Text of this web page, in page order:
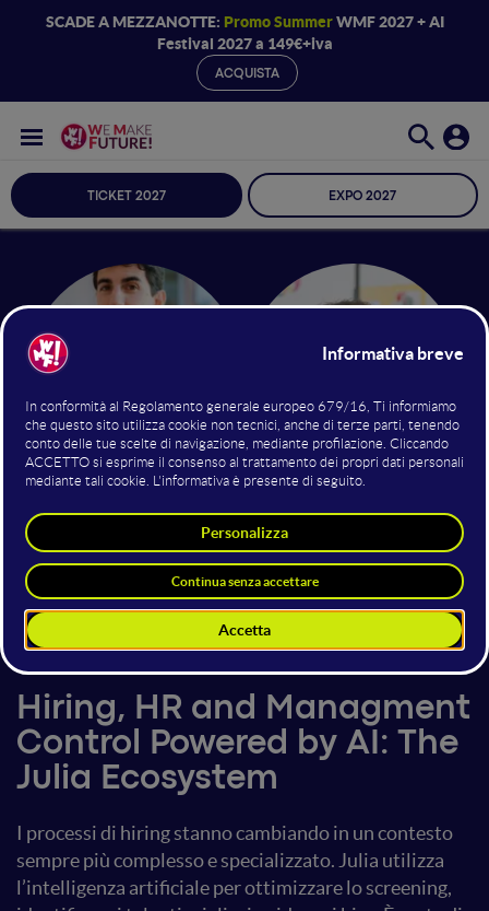
SCADE A MEZZANOTTE: Promo SummerWMF 2027 + AI
Festival 2027 a 149€+iva
ACQUISTA
TICKET 2027 EXPO 2027
Software Architect
Julia Julia
4 giugno 2025 15:00 - 15:20
AI Solutions
Hiring, HR and Managment
Control Powered by AI: The
Julia Ecosystem
I processi di hiring stanno cambiando in un contesto
sempre più complesso e specializzato. Julia utilizza
l’intelligenza artificiale per ottimizzare lo screening,